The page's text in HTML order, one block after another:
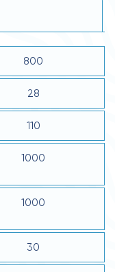
800
28
110
1000
1000
30